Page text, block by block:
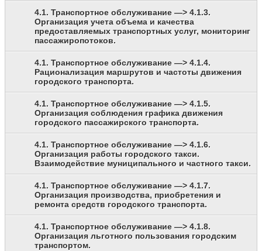
4.1. Транспортное обслуживание —> 4.1.3.
Организация учета объема и качества
предоставляемых транспортных услуг, мониторинг
пассажиропотоков.
4.1. Транспортное обслуживание —> 4.1.4.
Рационализация маршрутов и частоты движения
городского транспорта.
4.1. Транспортное обслуживание —> 4.1.5.
Организация соблюдения графика движения
городского пассажирского транспорта.
4.1. Транспортное обслуживание —> 4.1.6.
Организация работы городского такси.
Взаимодействие муниципального и частного такси.
4.1. Транспортное обслуживание —> 4.1.7.
Организация производства, приобретения и
ремонта средств городского транспорта.
4.1. Транспортное обслуживание —> 4.1.8.
Организация льготного пользования городским
транспортом.